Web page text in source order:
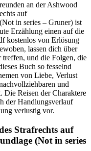
an der Ashwood
auf
in series – Gruner) ist
Erzählung einen auf die
kostenlos von Erlösung
lassen dich über
treffen, und die Folgen, die
Buch so fesselnd
von Liebe, Verlust
und
Die Reisen der Charaktere
der Handlungsverlauf
verlustig vor.
Strafrechts auf
(Not in series